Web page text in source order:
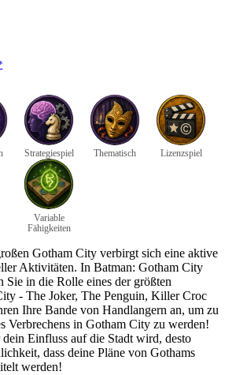
Strategiespiel Thematisch Lizenzspiel
Variable
Fähigkeiten
Gotham City verbirgt sich eine aktive
Aktivitäten. In Batman: Gotham City
Sie in die Rolle eines der größten
- The Joker, The Penguin, Killer Croc
Ihre Bande von Handlangern an, um zu
Verbrechens in Gotham City zu werden!
Einfluss auf die Stadt wird, desto
dass deine Pläne von Gothams
werden!